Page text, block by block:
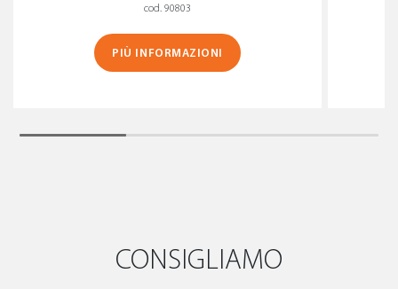
cod. 90803
PIÙ INFORMAZIONI
CONSIGLIAMO